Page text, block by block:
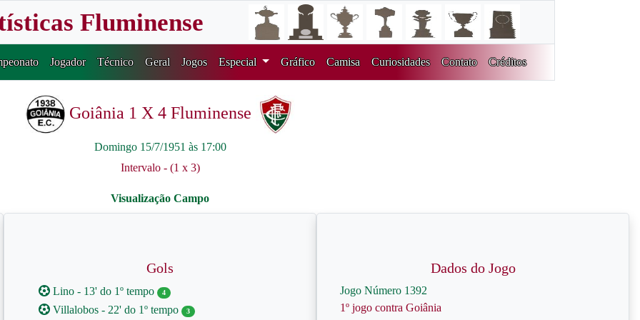
Fluminense
Jogador Técnico Geral Jogos Especial Gráfico Camisa Curiosidades Contato Créditos
Goiânia 1 X 4 Fluminense
Domingo 15/7/1951 às 17:00
Intervalo - (1 x 3)
Gols
Lino - 13' do 1º tempo 4
Villalobos - 22' do 1º tempo 3
Dados do Jogo
Jogo Número 1392
1º jogo contra Goiânia